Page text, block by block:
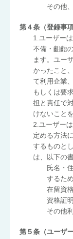
その他
第４条（登録事
1.ユーザー
不備・齟齬
ます。ユー
かったこと
て利用企業
もしくは要
担と責任で
けないこと
2.ユーザー
定める方法
するものと
は、以下の
氏名・
するた
在留資
資格証
その他
第５条（ユーザ